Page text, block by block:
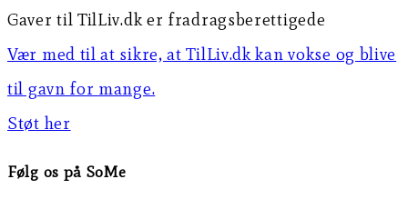
Gaver til TilLiv.dk er fradragsberettigede
Vær med til at sikre, at TilLiv.dk kan vokse og blive
til gavn for mange.
Støt her
Følg os på SoMe